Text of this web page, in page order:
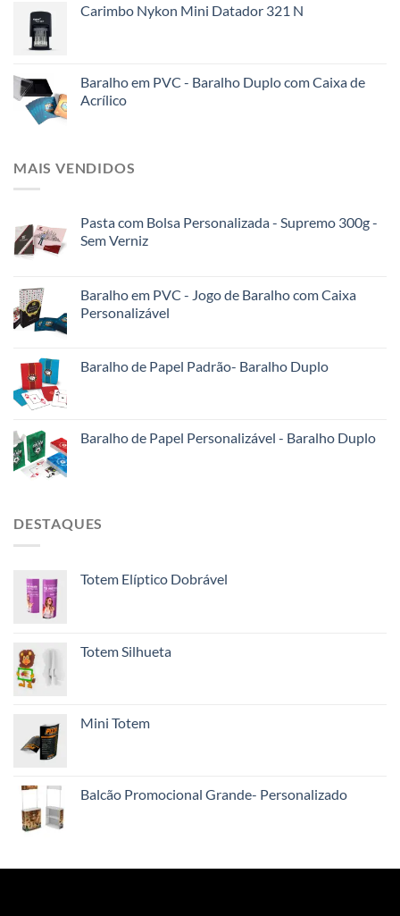
Carimbo Nykon Mini Datador 321 N
Baralho em PVC - Baralho Duplo com Caixa de
Acrílico
MAIS VENDIDOS
Pasta com Bolsa Personalizada - Supremo 300g -
Sem Verniz
Baralho em PVC - Jogo de Baralho com Caixa
Personalizável
Baralho de Papel Padrão- Baralho Duplo
Baralho de Papel Personalizável - Baralho Duplo
DESTAQUES
Totem Elíptico Dobrável
Totem Silhueta
Mini Totem
Balcão Promocional Grande- Personalizado